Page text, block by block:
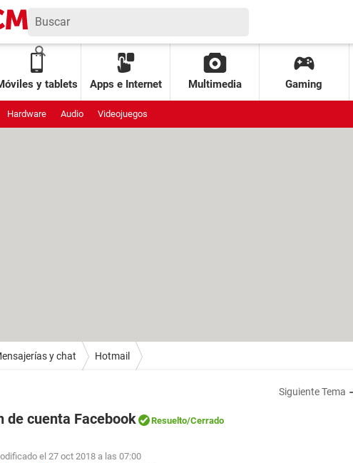
y tablets Apps e Internet Multimedia Gaming
Hardware Audio Videojuegos
y chat Hotmail
Siguiente Tema
de cuenta Facebook Resuelto/Cerrado
el 27 oct 2018 a las 07:00